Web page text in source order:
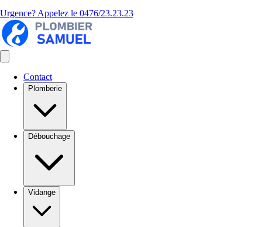
Urgence? Appelez le 0476/23.23.23
Contact
Plomberie
Débouchage
Vidange